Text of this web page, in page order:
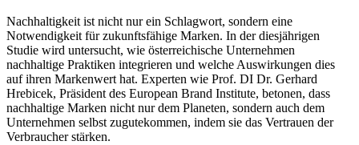
Nachhaltigkeit ist nicht nur ein Schlagwort, sondern eine
Notwendigkeit für zukunftsfähige Marken. In der diesjährigen
Studie wird untersucht, wie österreichische Unternehmen
nachhaltige Praktiken integrieren und welche Auswirkungen dies
auf ihren Markenwert hat. Experten wie Prof. DI Dr. Gerhard
Hrebicek, Präsident des European Brand Institute, betonen, dass
nachhaltige Marken nicht nur dem Planeten, sondern auch dem
Unternehmen selbst zugutekommen, indem sie das Vertrauen der
Verbraucher stärken.